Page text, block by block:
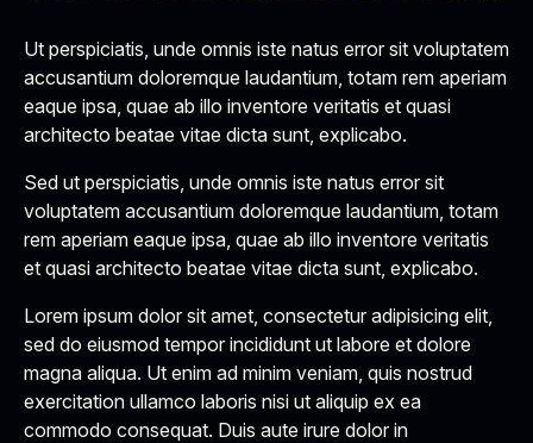
Ut perspiciatis, unde omnis iste natus error sit voluptatem
accusantium doloremque laudantium, totam rem aperiam
eaque ipsa, quae ab illo inventore veritatis et quasi
architecto beatae vitae dicta sunt, explicabo.
Sed ut perspiciatis, unde omnis iste natus error sit
voluptatem accusantium doloremque laudantium, totam
rem aperiam eaque ipsa, quae ab illo inventore veritatis
et quasi architecto beatae vitae dicta sunt, explicabo.
Lorem ipsum dolor sit amet, consectetur adipisicing elit,
sed do eiusmod tempor incididunt ut labore et dolore
magna aliqua. Ut enim ad minim veniam, quis nostrud
exercitation ullamco laboris nisi ut aliquip ex ea
commodo consequat. Duis aute irure dolor in